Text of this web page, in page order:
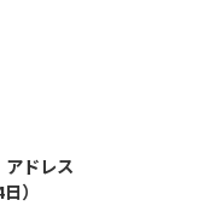
ドレス
）